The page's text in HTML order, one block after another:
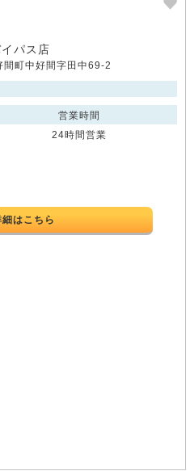
パス店
町中好間字田中69-2
営業時間
24時間営業
細はこちら